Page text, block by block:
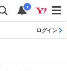
i
ログイン